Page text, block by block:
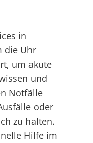
in
die Uhr
um akute
und
Notfälle
oder
zu halten.
Hilfe im